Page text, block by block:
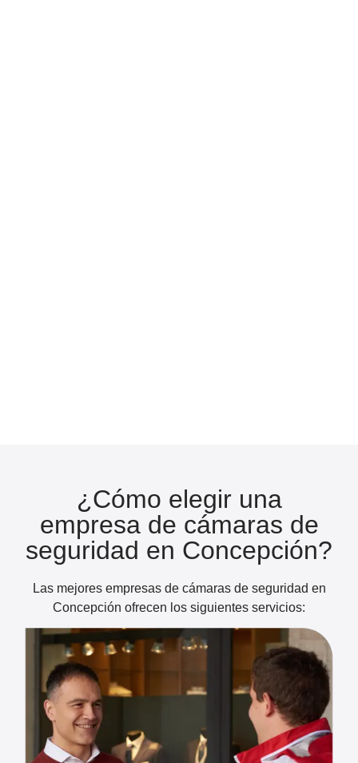
¿Cómo elegir una
empresa de cámaras de
seguridad en Concepción?
Las mejores empresas de cámaras de seguridad en
Concepción ofrecen los siguientes servicios: